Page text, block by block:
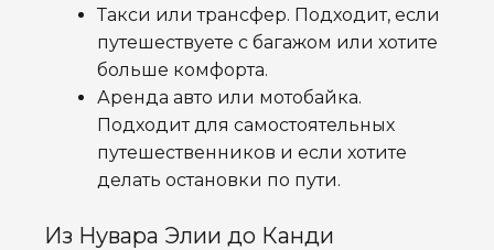
Такси или трансфер. Подходит, если
путешествуете с багажом или хотите
больше комфорта.
Аренда авто или мотобайка.
Подходит для самостоятельных
путешественников и если хотите
делать остановки по пути.
Из Нувара Элии до Канди